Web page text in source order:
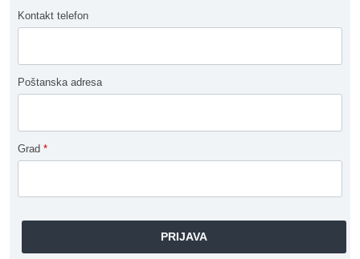
Kontakt telefon
Poštanska adresa
Grad *